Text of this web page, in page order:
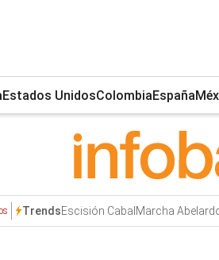
Estados UnidosColombiaEspaña
TrendsEscisión CabalMarcha